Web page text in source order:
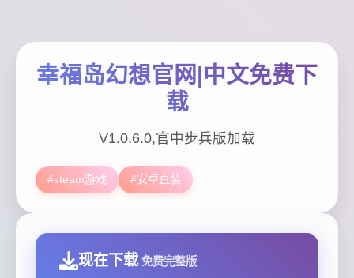
幸福岛幻想官网|中文免费下
载
V1.0.6.0,官中步兵版加载
#steam游戏 #安卓直装
现在下载 免费完整版